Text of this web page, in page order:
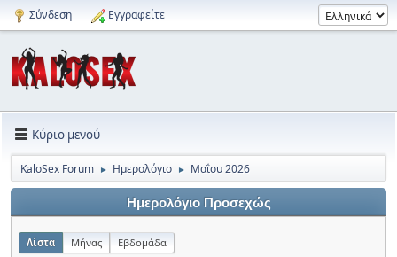
Σύνδεση Εγγραφείτε
Κύριο μενού
KaloSex Forum ► Ημερολόγιο ► Μαΐου 2026
Ημερολόγιο Προσεχώς
Λίστα Μήνας Εβδομάδα